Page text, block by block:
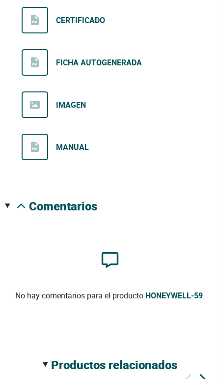
CERTIFICADO
FICHA AUTOGENERADA
IMAGEN
MANUAL
comentarios
No hay comentarios para el producto HONEYWELL-59.
productos relacionados